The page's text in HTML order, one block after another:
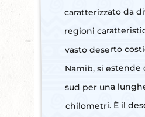
caratterizzato da
regioni
vasto deserto
Namib, si estende
sud per una
chilometri. È il